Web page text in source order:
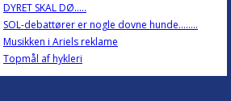
DYRET SKAL DØ.....
SOL-debattører er nogle dovne hunde........
Musikken i Ariels reklame
Topmål af hykleri